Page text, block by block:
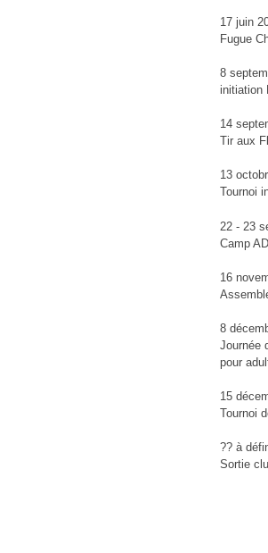
17 juin
Fugue
8
initiation
14
Tir aux
13
Tournoi
22 - 23
Camp
16
8
Journée
pour
15
Tournoi
?? à
Sortie